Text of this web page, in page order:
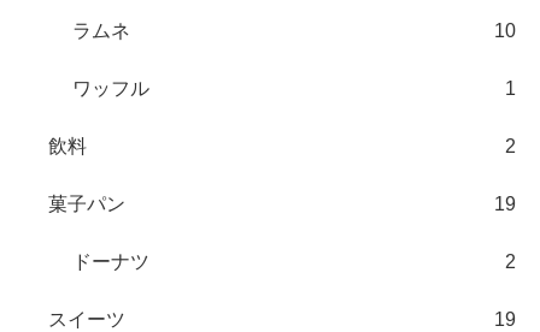
ラムネ 10
ワッフル 1
飲料 2
菓子パン 19
ドーナツ 2
スイーツ 19